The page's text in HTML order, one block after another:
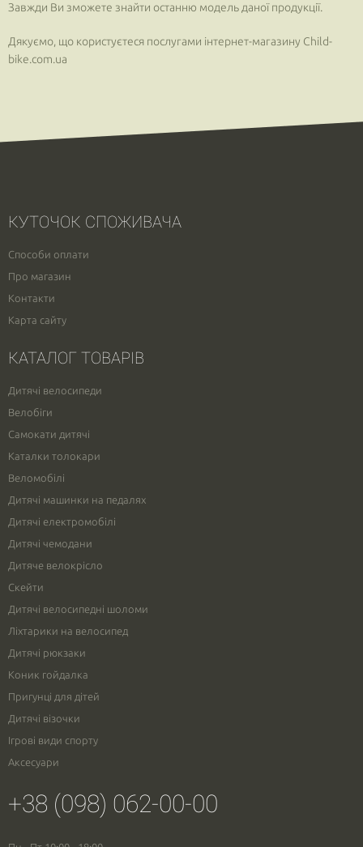
Завжди Ви зможете знайти останню модель даної продукції.
Дякуємо, що користуєтеся послугами інтернет-магазину Child-
bike.com.ua
КУТОЧОК СПОЖИВАЧА
Способи оплати
Про магазин
Контакти
Карта сайту
КАТАЛОГ ТОВАРІВ
Дитячі велосипеди
Велобіги
Самокати дитячі
Каталки толокари
Веломобілі
Дитячі машинки на педалях
Дитячі електромобілі
Дитячі чемодани
Дитяче велокрісло
Скейти
Дитячі велосипедні шоломи
Ліхтарики на велосипед
Дитячі рюкзаки
Коник гойдалка
Пригунці для дітей
Дитячі візочки
Ігрові види спорту
Аксесуари
+38 (098) 062-00-00